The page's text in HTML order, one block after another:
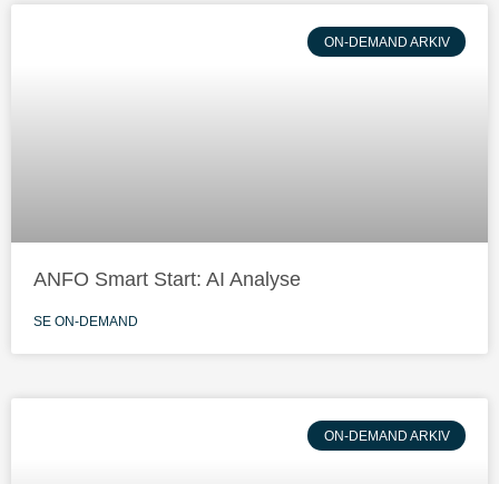
ON-DEMAND ARKIV
ANFO Smart Start: AI Analyse
SE ON-DEMAND
ON-DEMAND ARKIV